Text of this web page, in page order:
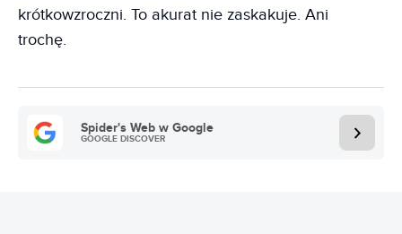
krótkowzroczni. To akurat nie zaskakuje. Ani
trochę.
Spider's Web w Google
GOOGLE DISCOVER